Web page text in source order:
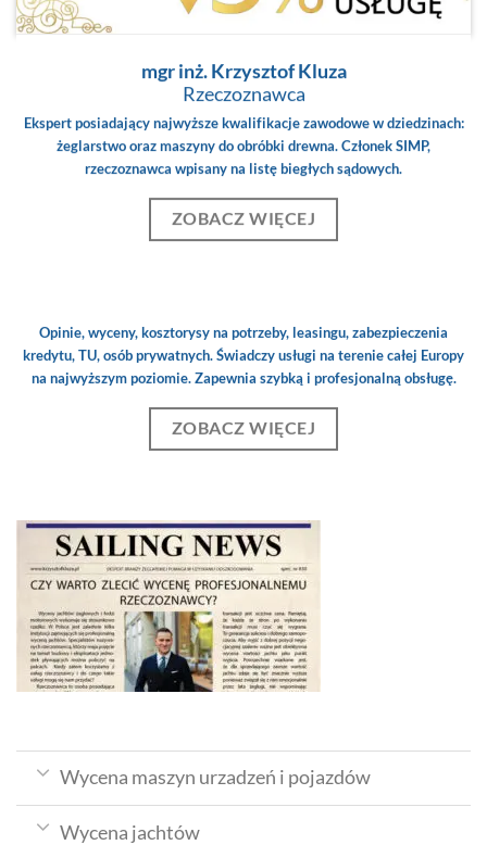
mgr inż. Krzysztof Kluza
Rzeczoznawca
Ekspert posiadający najwyższe kwalifikacje zawodowe w dziedzinach:
żeglarstwo oraz maszyny do obróbki drewna. Członek SIMP,
rzeczoznawca wpisany na listę biegłych sądowych.
ZOBACZ WIĘCEJ
Opinie, wyceny, kosztorysy na potrzeby, leasingu, zabezpieczenia
kredytu, TU, osób prywatnych. Świadczy usługi na terenie całej Europy
na najwyższym poziomie. Zapewnia szybką i profesjonalną obsługę.
ZOBACZ WIĘCEJ
Wycena maszyn urzadzeń i pojazdów
Wycena jachtów